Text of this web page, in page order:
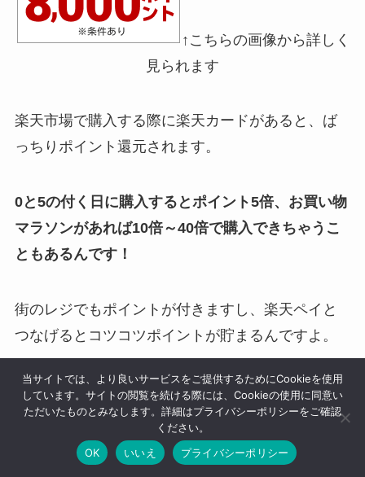
↑こちらの画像から詳しく
見られます
楽天市場で購入する際に楽天カードがあると、ば
っちりポイント還元されます。
0と5の付く日に購入するとポイント5倍、お買い物
マラソンがあれば10倍～40倍で購入できちゃうこ
ともあるんです！
街のレジでもポイントが付きますし、楽天ペイと
つなげるとコツコツポイントが貯まるんですよ。
私も普段からフル活用していて、もはや生活の一
部になっています。
当サイトでは、より良いサービスをご提供するためにCookieを使用
しています。サイトの閲覧を続ける際には、Cookieの使用に同意い
ただいたものとみなします。詳細はプライバシーポリシーをご確認
ください。
OK
いいえ プライバシーポリシー